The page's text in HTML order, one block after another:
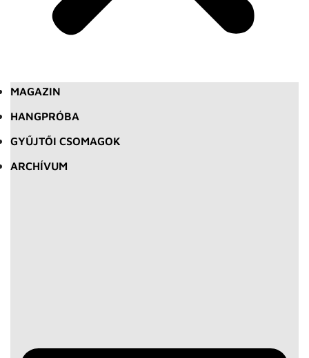
MAGAZIN
HANGPRÓBA
GYŰJTŐI CSOMAGOK
ARCHÍVUM